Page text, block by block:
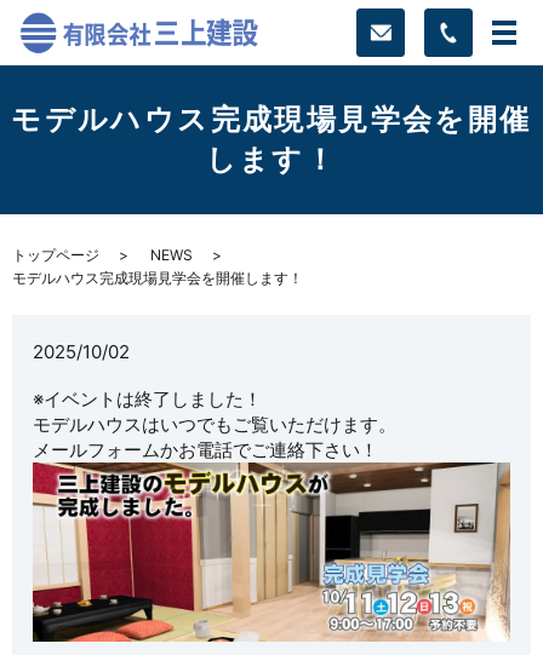
モデルハウス完成現場見学会を開催
します！
トップページ
NEWS
モデルハウス完成現場見学会を開催します！
2025/10/02
※イベントは終了しました！
モデルハウスはいつでもご覧いただけます。
メールフォームかお電話でご連絡下さい！